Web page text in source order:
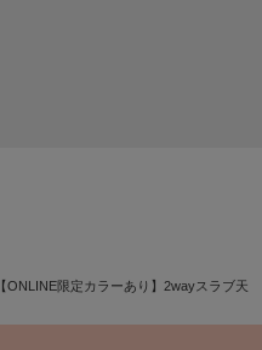
【ONLINE限定カラーあり】2wayスラブ天